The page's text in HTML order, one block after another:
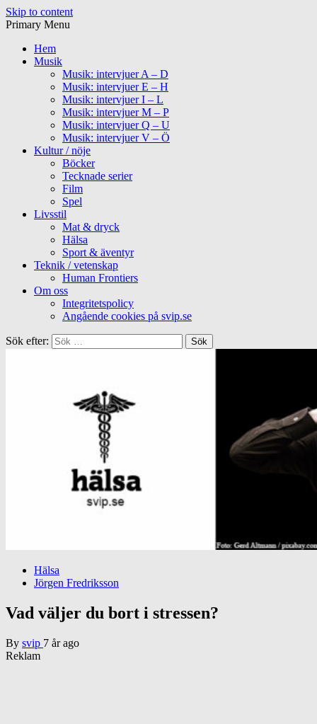
Skip to content
Primary Menu
Hem
Musik
Musik: intervjuer A – D
Musik: intervjuer E – H
Musik: intervjuer I – L
Musik: intervjuer M – P
Musik: intervjuer Q – U
Musik: intervjuer V – Ö
Kultur / nöje
Böcker
Tecknade serier
Film
Spel
Livsstil
Mat & dryck
Hälsa
Sport & äventyr
Teknik / vetenskap
Human Frontiers
Om oss
Integritetspolicy
Angående cookies på svip.se
Sök efter:
Hälsa
Jörgen Fredriksson
Vad väljer du bort i stressen?
By svip 7 år ago
Reklam